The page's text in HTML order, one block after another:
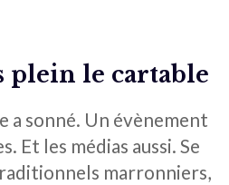
plein le cartable
a sonné. Un évènement
Et les médias aussi. Se
marronniers,